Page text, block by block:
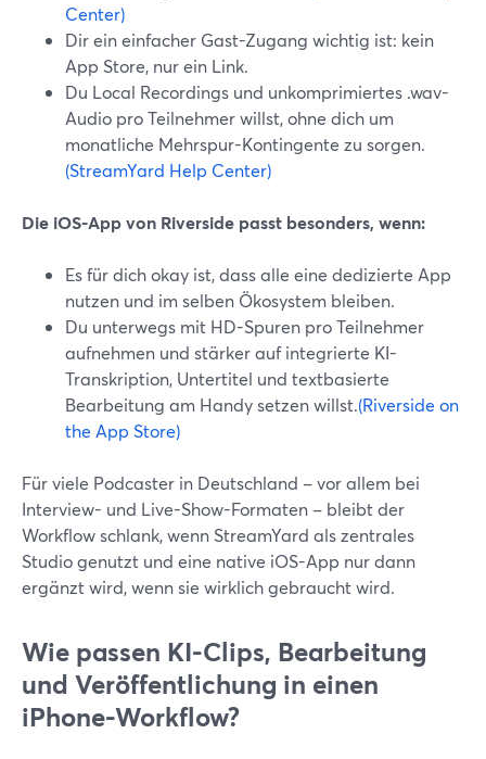
Center)
Dir ein einfacher Gast-Zugang wichtig ist: kein
App Store, nur ein Link.
Du Local Recordings und unkomprimiertes .wav-
Audio pro Teilnehmer willst, ohne dich um
monatliche Mehrspur-Kontingente zu sorgen.
(StreamYard Help Center)
Die iOS-App von Riverside passt besonders, wenn:
Es für dich okay ist, dass alle eine dedizierte App
nutzen und im selben Ökosystem bleiben.
Du unterwegs mit HD-Spuren pro Teilnehmer
aufnehmen und stärker auf integrierte KI-
Transkription, Untertitel und textbasierte
Bearbeitung am Handy setzen willst.(Riverside on
the App Store)
Für viele Podcaster in Deutschland – vor allem bei
Interview- und Live-Show-Formaten – bleibt der
Workflow schlank, wenn StreamYard als zentrales
Studio genutzt und eine native iOS-App nur dann
ergänzt wird, wenn sie wirklich gebraucht wird.
Wie passen KI-Clips, Bearbeitung
und Veröffentlichung in einen
iPhone-Workflow?